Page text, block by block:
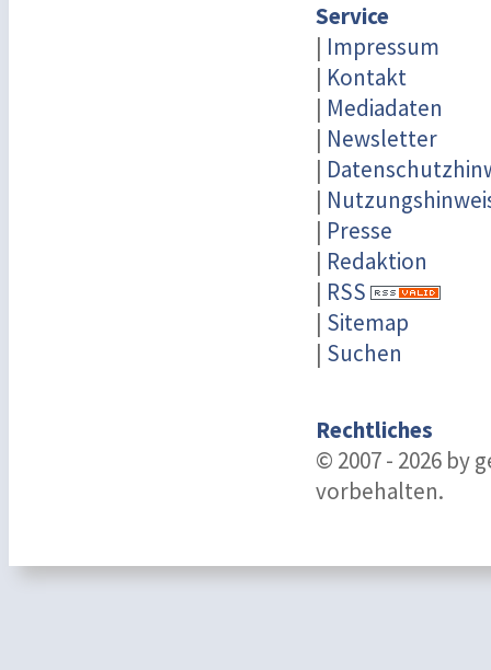
Service
| Impressum
| Kontakt
| Mediadaten
| Newsletter
|
|
| Presse
| Redaktion
| RSS
| Sitemap
| Suchen
Rechtliches
© 2007 - 2026 by
vorbehalten.